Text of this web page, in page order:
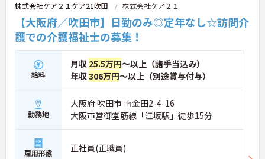
株式会社ケア２１ケア21吹田 株式会社ケア２１
【大阪府／吹田市】日勤のみ◎定年なし☆訪問介
護での介護福祉士の募集！
給料
月収 25.5万円～以上（諸手当込み）
年収306万円～以上（別途賞与付与）
勤務地
大阪府 吹田市 南金田2-4-16
大阪市営御堂筋線「江坂駅」徒歩15分
雇用形態 正社員(正職員)